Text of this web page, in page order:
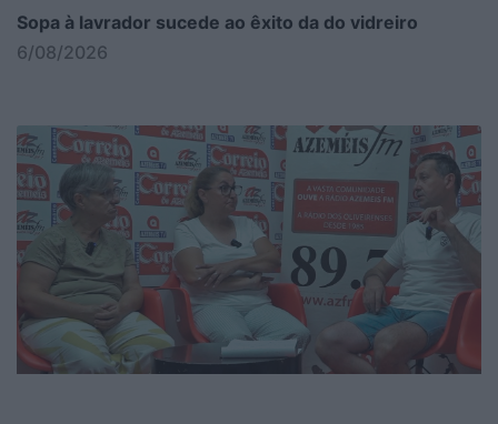
Sopa à lavrador sucede ao êxito da do vidreiro
6/08/2026